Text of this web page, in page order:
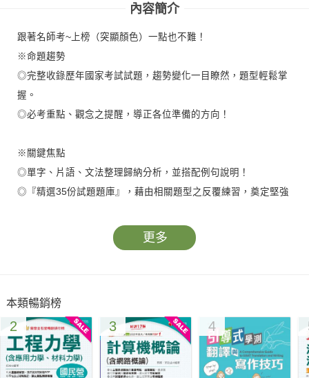
內容簡介
跟著名師考~上榜（突顯顏色）一點也不難！
※命題趨勢
◎完整收錄歷年國家考試試題，趨勢變化一目瞭然，題型輕鬆掌
握。
◎必考重點、觀念之提醒，導正各位準備的方向！
※關鍵焦點
◎單字、片語、文法整理歸納分析，並搭配例句說明！
◎『精選35份試題題庫』，藉由相關題型之反覆練習，奠定堅強
◎不必通勤跑補習班浪費你的時間，考用名師幫大家把英文有系
更多
本類暢銷榜
2 3 4